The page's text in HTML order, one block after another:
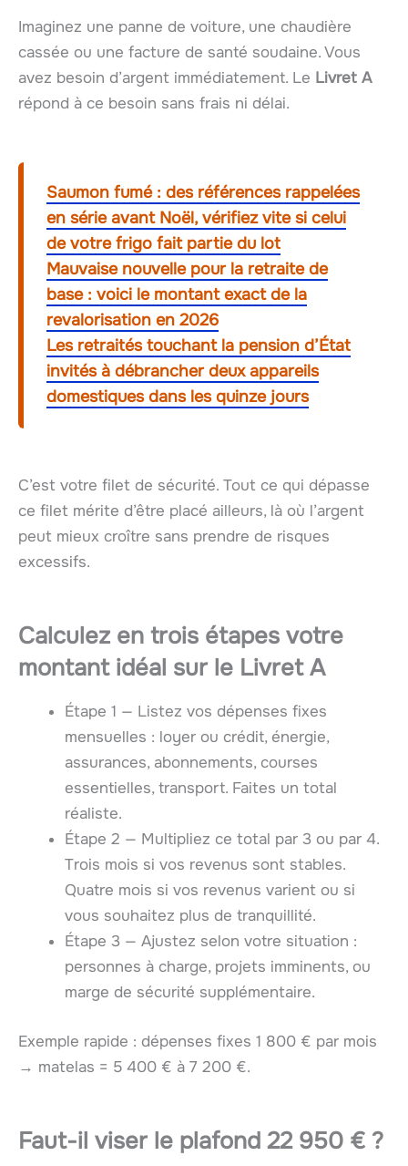
Imaginez une panne de voiture, une chaudière
cassée ou une facture de santé soudaine. Vous
avez besoin d’argent immédiatement. Le Livret A
répond à ce besoin sans frais ni délai.
Saumon fumé : des références rappelées
en série avant Noël, vérifiez vite si celui
de votre frigo fait partie du lot
Mauvaise nouvelle pour la retraite de
base : voici le montant exact de la
revalorisation en 2026
Les retraités touchant la pension d’État
invités à débrancher deux appareils
domestiques dans les quinze jours
C’est votre filet de sécurité. Tout ce qui dépasse
ce filet mérite d’être placé ailleurs, là où l’argent
peut mieux croître sans prendre de risques
excessifs.
Calculez en trois étapes votre
montant idéal sur le Livret A
Étape 1 — Listez vos dépenses fixes
mensuelles : loyer ou crédit, énergie,
assurances, abonnements, courses
essentielles, transport. Faites un total
réaliste.
Étape 2 — Multipliez ce total par 3 ou par 4.
Trois mois si vos revenus sont stables.
Quatre mois si vos revenus varient ou si
vous souhaitez plus de tranquillité.
Étape 3 — Ajustez selon votre situation :
personnes à charge, projets imminents, ou
marge de sécurité supplémentaire.
Exemple rapide : dépenses fixes 1 800 € par mois
→ matelas = 5 400 € à 7 200 €.
Faut-il viser le plafond 22 950 € ?